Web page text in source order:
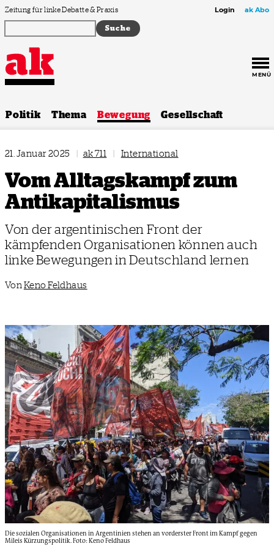
Zum Inhalt springen
Zeitung für linke Debatte & Praxis Login ak Abo
MENÜ
Politik Thema Bewegung Gesellschaft
21. Januar 2025 | ak 711 | International
Vom Alltagskampf zum
Antikapitalismus
Von der argentinischen Front der
kämpfenden Organisationen können auch
linke Bewegungen in Deutschland lernen
Von Keno Feldhaus
Die sozialen Organisationen in Argentinien stehen an vorderster Front im Kampf gegen
Mileis Kürzungspolitik. Foto: Keno Feldhaus